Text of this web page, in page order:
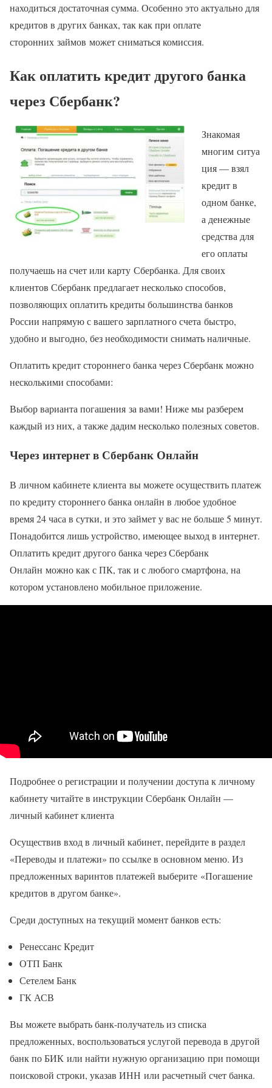
находиться достаточная сумма. Особенно это актуально для
кредитов в других банках, так как при оплате
сторонних займов может сниматься комиссия.
Как оплатить кредит другого банка
через Сбербанк?
Знакомая
многим ситуа
ция — взял
кредит в
одном банке,
а денежные
средства для
его оплаты
получаешь на счет или карту Сбербанка. Для своих
клиентов Сбербанк предлагает несколько способов,
позволяющих оплатить кредиты большинства банков
России напрямую с вашего зарплатного счета быстро,
удобно и выгодно, без необходимости снимать наличные.
Оплатить кредит стороннего банка через Сбербанк можно
несколькими способами:
Выбор варианта погашения за вами! Ниже мы разберем
каждый из них, а также дадим несколько полезных советов.
Через интернет в Сбербанк Онлайн
В личном кабинете клиента вы можете осуществить платеж
по кредиту стороннего банка онлайн в любое удобное
время 24 часа в сутки, и это займет у вас не больше 5 минут.
Понадобится лишь устройство, имеющее выход в интернет.
Оплатить кредит другого банка через Сбербанк
Онлайн можно как с ПК, так и с любого смартфона, на
котором установлено мобильное приложение.
Подробнее о регистрации и получении доступа к личному
кабинету читайте в инструкции Сбербанк Онлайн —
личный кабинет клиента
Осуществив вход в личный кабинет, перейдите в раздел
«Переводы и платежи» по ссылке в основном меню. Из
предложенных варинтов платежей выберите «Погашение
кредитов в другом банке».
Среди доступных на текущий момент банков есть:
Ренессанс Кредит
ОТП Банк
Сетелем Банк
ГК АСВ
Вы можете выбрать банк-получатель из списка
предложенных, воспользоваться услугой перевода в другой
банк по БИК или найти нужную организацию при помощи
поисковой строки, указав ИНН или расчетный счет банка.